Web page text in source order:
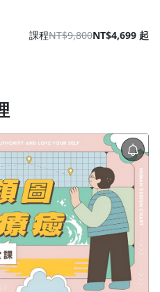
課程NT$9,800NT$4,699 起